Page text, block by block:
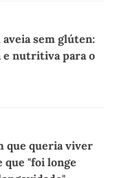
aveia sem glúten:
nutritiva para o
que queria viver
que "foi longe